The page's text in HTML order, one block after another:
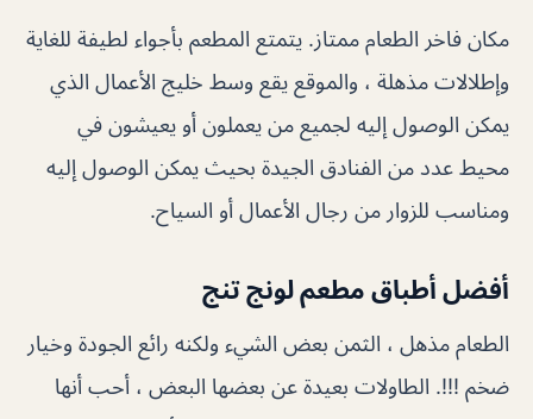
مكان فاخر الطعام ممتاز. يتمتع المطعم بأجواء لطيفة للغاية
وإطلالات مذهلة ، والموقع يقع وسط خليج الأعمال الذي
يمكن الوصول إليه لجميع من يعملون أو يعيشون في
محيط عدد من الفنادق الجيدة بحيث يمكن الوصول إليه
ومناسب للزوار من رجال الأعمال أو السياح.
أفضل أطباق مطعم لونج تنج
الطعام مذهل ، الثمن بعض الشيء ولكنه رائع الجودة وخيار
ضخم !!!. الطاولات بعيدة عن بعضها البعض ، أحب أنها